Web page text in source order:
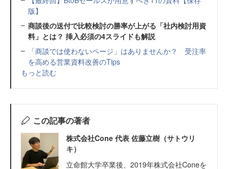
版】
商談後の送付で比較検討の勝率が上がる「社内検討用資
料」とは？ 挿入必須の4スライドも解説
「商談では使わないページ」はありませんか？ 受注率
を高める営業資料改善のTips
もっと読む
この記事の著者
株式会社Cone 代表 佐藤立樹（サトウリ
キ）
立命館大学卒業後、2019年株式会社Coneを